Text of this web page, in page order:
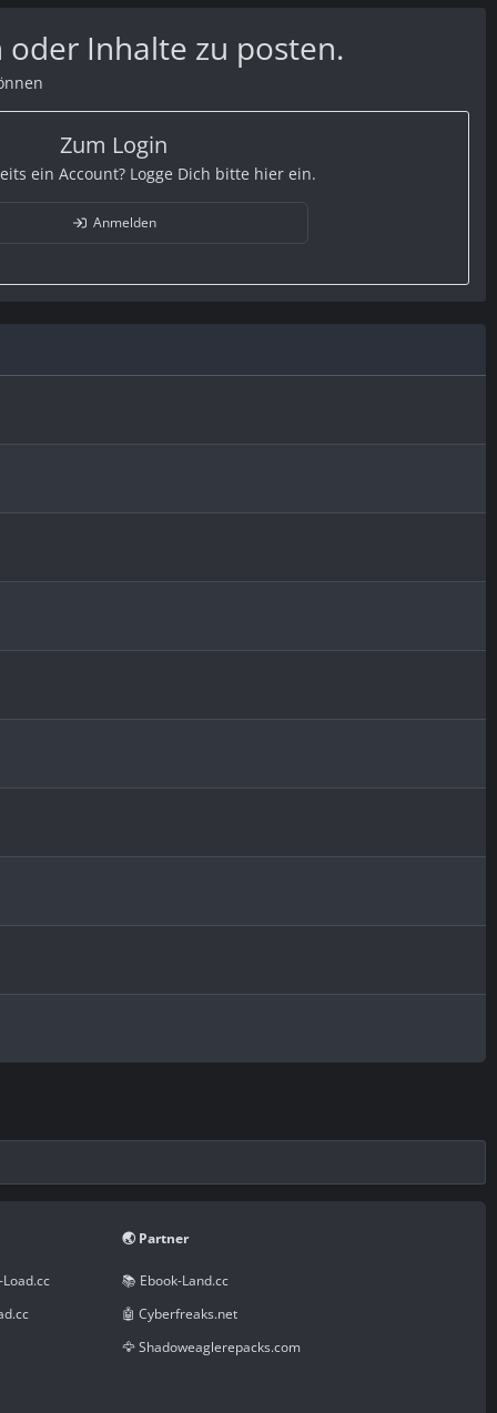
Inhalte zu posten.
Zum Login
ein Account? Logge Dich bitte hier ein.
Anmelden
🌏 Partner
📚 Ebook-Land.cc
🤖 Cyberfreaks.net
🦅 Shadoweaglerepacks.com